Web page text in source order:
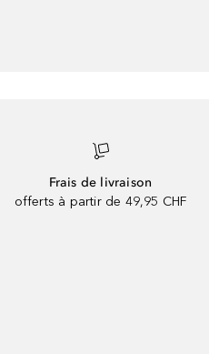
Frais de livraison
offerts à partir de 49,95 CHF